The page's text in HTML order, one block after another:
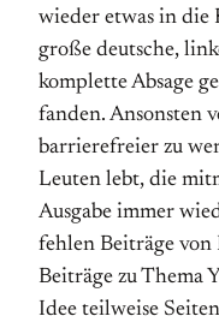
wieder etwas in die
große deutsche,
komplette Absage
fanden. Ansonsten
barrierefreier zu
Leuten lebt, die
Ausgabe immer
fehlen Beiträge von
Beiträge zu Thema
Idee teilweise